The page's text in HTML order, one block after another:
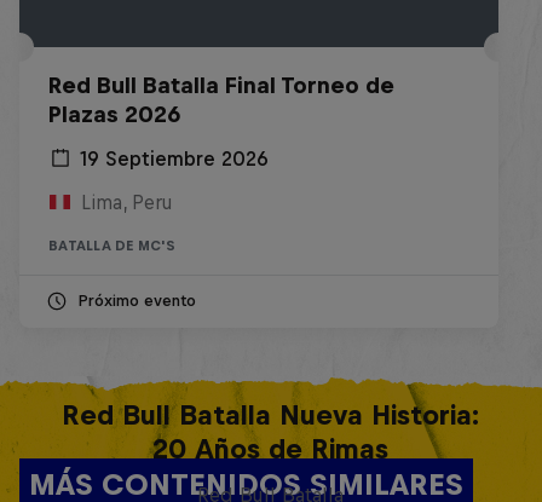
Red Bull Batalla Final Torneo de
Plazas 2026
19 Septiembre 2026
Lima, Peru
BATALLA DE MC'S
Próximo evento
MÁS CONTENIDOS SIMILARES
Red Bull Batalla Nueva Historia:
20 Años de Rimas
Red Bull Batalla